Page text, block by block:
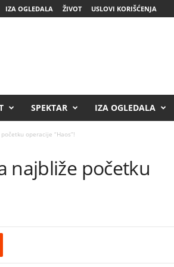
IZA OGLEDALA ŽIVOT USLOVI KORIŠĆENJA
SPEKTAR IZA OGLEDALA
operacije “Haos”!
najbliže početku